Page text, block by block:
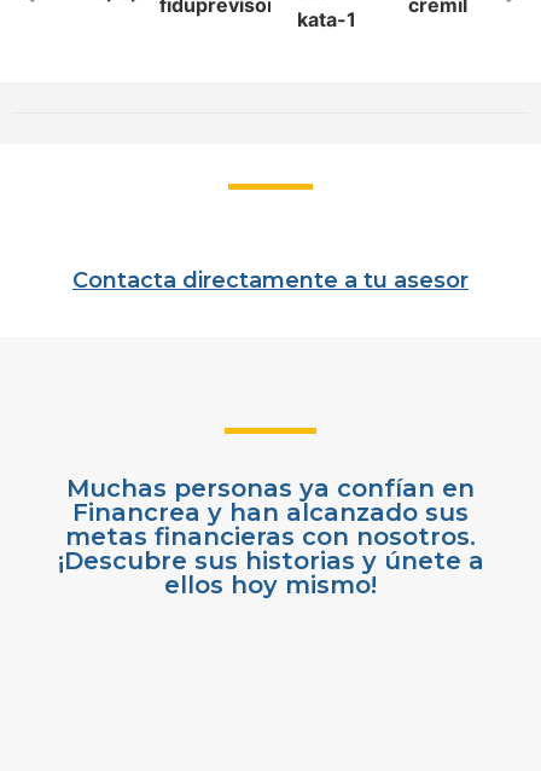
Contacta directamente a tu asesor
Muchas personas ya confían en
Financrea y han alcanzado sus
metas financieras con nosotros.
¡Descubre sus historias y únete a
ellos hoy mismo!